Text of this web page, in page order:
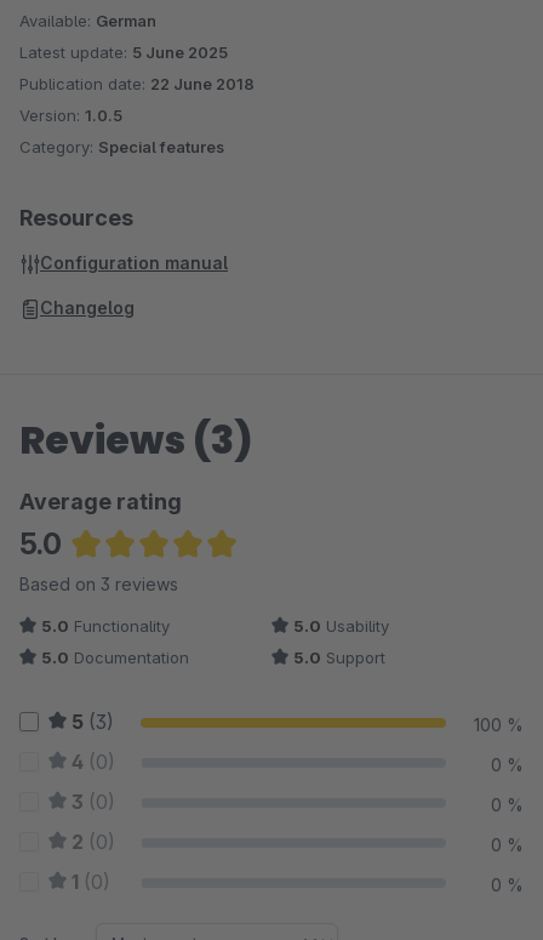
Available: German
Latest update: 5 June 2025
Publication date: 22 June 2018
Version: 1.0.5
Category: Special features
Resources
Configuration manual
Changelog
Reviews (3)
Average rating
5.0
Average rating of 5 out of 5 stars
Based on 3 reviews
5.0 Functionality 5.0 Usability
5.0 Documentation 5.0 Support
5 (3) 100 %
4 (0) 0 %
3 (0) 0 %
2 (0) 0 %
1 (0) 0 %